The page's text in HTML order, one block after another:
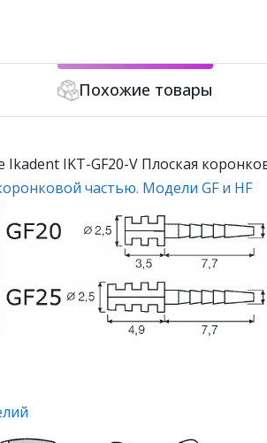
Похожие товары
IKT-GF20-V Плоская
частью. Модели GF и HF